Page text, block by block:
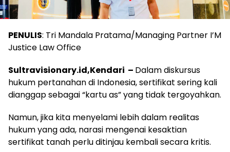
PENULIS: Tri Mandala Pratama/Managing Partner I’M
Justice Law Office
Sultravisionary.id,Kendari – Dalam diskursus
hukum pertanahan di Indonesia, sertifikat sering kali
dianggap sebagai “kartu as” yang tidak tergoyahkan.
Namun, jika kita menyelami lebih dalam realitas
hukum yang ada, narasi mengenai kesaktian
sertifikat tanah perlu ditinjau kembali secara kritis.